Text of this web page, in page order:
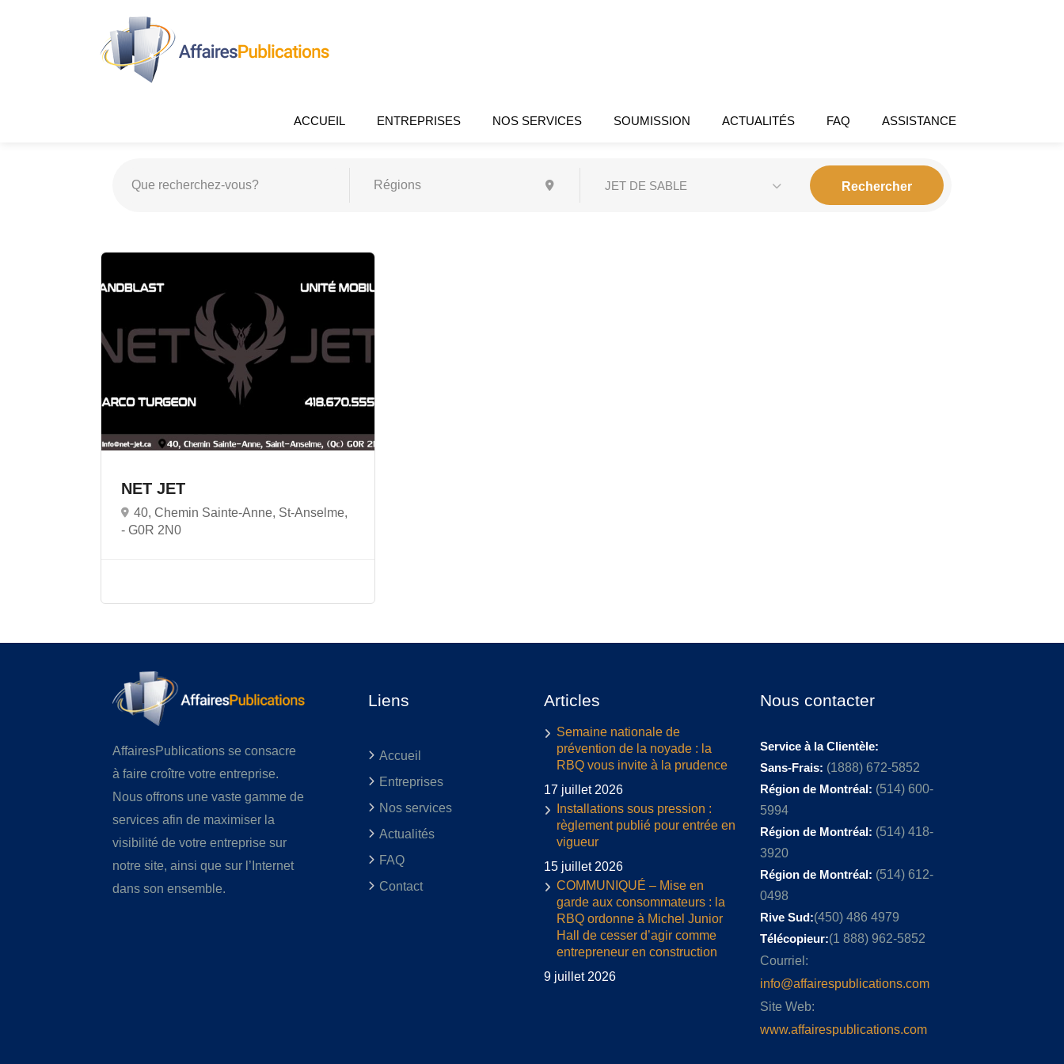
ACCUEIL ENTREPRISES NOS SERVICES SOUMISSION ACTUALITÉS FAQ ASSISTANCE
JET DE SABLE
NET JET
40, Chemin Sainte-Anne, St-Anselme,
- G0R 2N0
AffairesPublications se consacre
à faire croître votre entreprise.
Nous offrons une vaste gamme de
services afin de maximiser la
visibilité de votre entreprise sur
notre site, ainsi que sur l’Internet
dans son ensemble.
Liens
Accueil
Entreprises
Nos services
Actualités
FAQ
Contact
Articles
Semaine nationale de
prévention de la noyade : la
RBQ vous invite à la prudence
17 juillet 2026
Installations sous pression :
règlement publié pour entrée en
vigueur
15 juillet 2026
COMMUNIQUÉ – Mise en
garde aux consommateurs : la
RBQ ordonne à Michel Junior
Hall de cesser d’agir comme
entrepreneur en construction
9 juillet 2026
Nous contacter
Service à la Clientèle:
Sans-Frais: (1888) 672-5852
Région de Montréal: (514) 600-
5994
Région de Montréal: (514) 418-
3920
Région de Montréal: (514) 612-
0498
Rive Sud:(450) 486 4979
Télécopieur:(1 888) 962-5852
Courriel:
info@affairespublications.com
Site Web:
www.affairespublications.com